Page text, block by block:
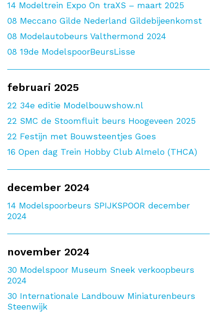
14 Modeltrein Expo On traXS – maart 2025
08 Meccano Gilde Nederland Gildebijeenkomst
08 Modelautobeurs Valthermond 2024
08 19de ModelspoorBeursLisse
februari 2025
22 34e editie Modelbouwshow.nl
22 SMC de Stoomfluit beurs Hoogeveen 2025
22 Festijn met Bouwsteentjes Goes
16 Open dag Trein Hobby Club Almelo (THCA)
december 2024
14 Modelspoorbeurs SPIJKSPOOR december
2024
november 2024
30 Modelspoor Museum Sneek verkoopbeurs
2024
30 Internationale Landbouw Miniaturenbeurs
Steenwijk